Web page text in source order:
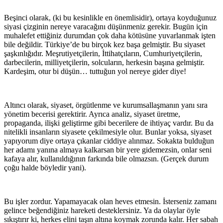
Beşinci olarak, (ki bu kesinlikle en önemlisidir), ortaya koyduğunuz
siyasi çizginin nereye varacağını düşünmeniz gerekir. Bugün için
muhalefet ettiğiniz durumdan çok daha kötüsüne yuvarlanmak işten
bile değildir. Türkiye’de bu birçok kez başa gelmiştir. Bu siyaset
şaşkınlığıdır. Meşrutiyetçilerin, İttihatçıların, Cumhuriyetçilerin,
darbecilerin, milliyetçilerin, solcuların, herkesin başına gelmiştir.
Kardeşim, otur bi düşün… tuttuğun yol nereye gider diye!
Altıncı olarak, siyaset, örgütlenme ve kurumsallaşmanın yanı sıra
yönetim becerisi gerektirir. Ayrıca analiz, siyaset üretme,
propaganda, ilişki geliştirme gibi becerilere de ihtiyaç vardır. Bu da
nitelikli insanların siyasete çekilmesiyle olur. Bunlar yoksa, siyaset
yapıyorum diye ortaya çıkanlar ciddiye alınmaz. Sokakta bulduğun
her adamı yanına almaya kalkarsan bir yere gidemezsin, onlar seni
kafaya alır, kullanıldığının farkında bile olmazsın. (Gerçek durum
çoğu halde böyledir yani).
Bu işler zordur. Yapamayacak olan heves etmesin. İsterseniz zamanı
gelince beğendiğiniz hareketi desteklersiniz. Ya da olaylar öyle
sıkıştırır ki, herkes elini taşın altına koymak zorunda kalır. Her sabah